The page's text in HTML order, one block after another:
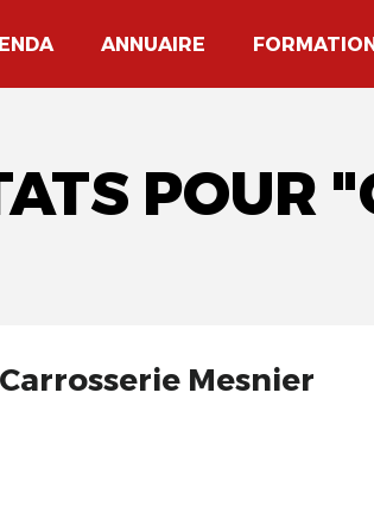
ANNUAIRE
POUR
Mesnier